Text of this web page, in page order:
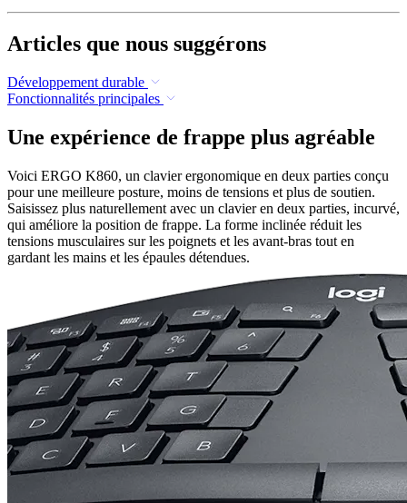
Articles que nous suggérons
Développement durable
Fonctionnalités principales
Une expérience de frappe plus agréable
Voici ERGO K860, un clavier ergonomique en deux parties conçu
pour une meilleure posture, moins de tensions et plus de soutien.
Saisissez plus naturellement avec un clavier en deux parties, incurvé,
qui améliore la position de frappe. La forme inclinée réduit les
tensions musculaires sur les poignets et les avant-bras tout en
gardant les mains et les épaules détendues.